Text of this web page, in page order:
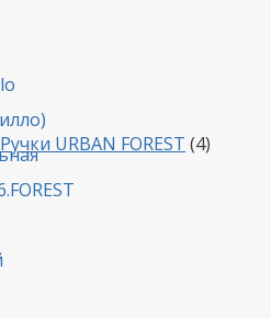
Ручки URBAN FOREST 4